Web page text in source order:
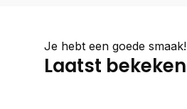
Je hebt een goede smaak!
Laatst bekeken